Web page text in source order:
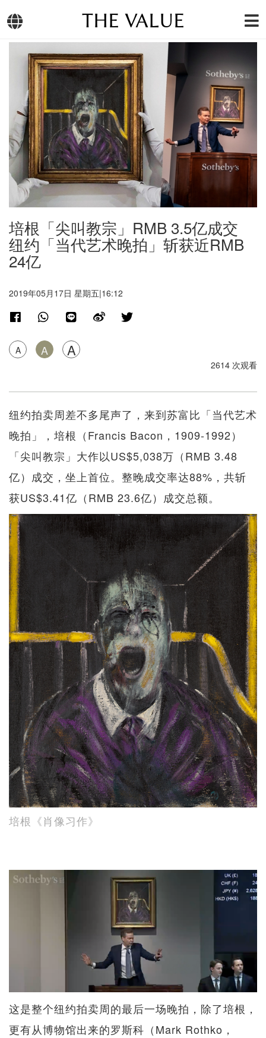
THE VALUE
培根「尖叫教宗」RMB 3.5亿成交
纽约「当代艺术晚拍」斩获近RMB
24亿
2019年05月17日 星期五|16:12
A A A
2614 次观看
纽约拍卖周差不多尾声了，来到苏富比「当代艺术
晚拍」，培根（Francis Bacon，1909-1992）
「尖叫教宗」大作以US$5,038万（RMB 3.48
亿）成交，坐上首位。整晚成交率达88%，共斩
获US$3.41亿（RMB 23.6亿）成交总额。
培根《肖像习作》
这是整个纽约拍卖周的最后一场晚拍，除了培根，
更有从博物馆出来的罗斯科（Mark Rothko，